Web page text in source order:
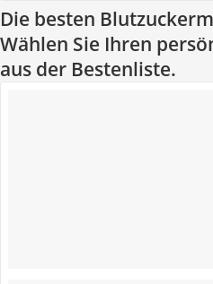
Die besten
Wählen Sie Ihren
aus der Bestenliste.